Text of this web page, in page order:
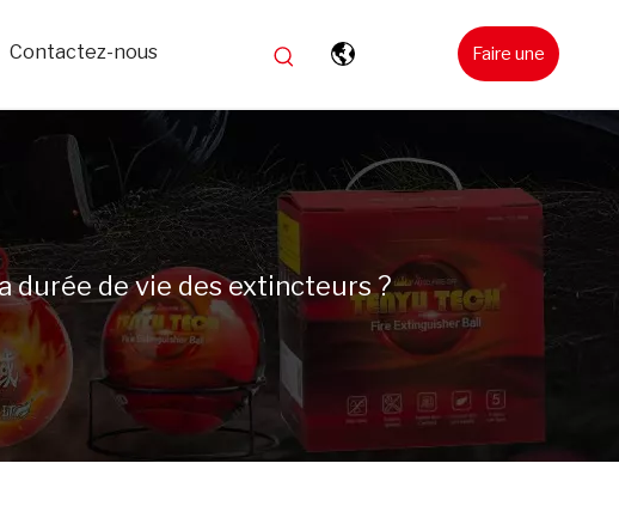
Contactez-nous Faire une
demande
durée de vie des extincteurs ?